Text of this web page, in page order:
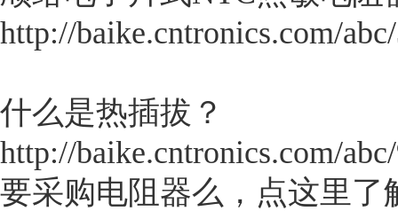
http://baike.cntronics.com/
什么是热插拔？
http://baike.cntronics.com/
要采购电阻器么，点这里了